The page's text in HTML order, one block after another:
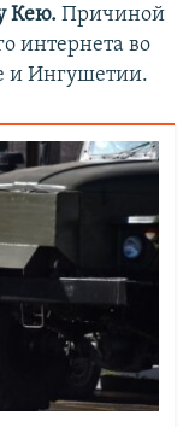
Кею. Причиной
интернета во
и Ингушетии.